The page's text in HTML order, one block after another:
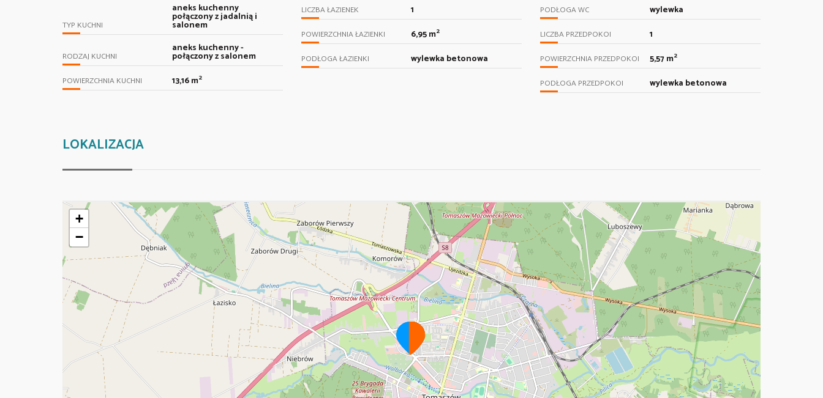
TYP KUCHNI
aneks kuchenny
połączony z jadalnią i
salonem
RODZAJ KUCHNI
aneks kuchenny -
połączony z salonem
POWIERZCHNIA KUCHNI 13,16 m2
LICZBA ŁAZIENEK 1
POWIERZCHNIA ŁAZIENKI 6,95 m2
PODŁOGA ŁAZIENKI wylewka betonowa
PODŁOGA WC wylewka
LICZBA PRZEDPOKOI 1
POWIERZCHNIA PRZEDPOKOI 5,57 m2
PODŁOGA PRZEDPOKOI wylewka betonowa
LOKALIZACJA
+
−